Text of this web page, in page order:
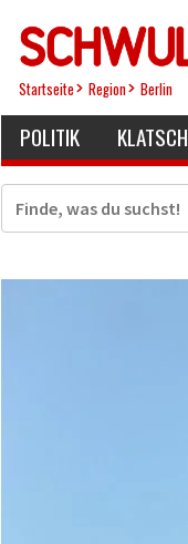
Startseite Region Berlin
POLITIK KLATSCH
Suche